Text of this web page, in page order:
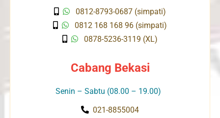
0812-8793-0687 (simpati)
0812 168 168 96 (simpati)
0878-5236-3119 (XL)
Cabang Bekasi
Senin – Sabtu (08.00 – 19.00)
021-8855004